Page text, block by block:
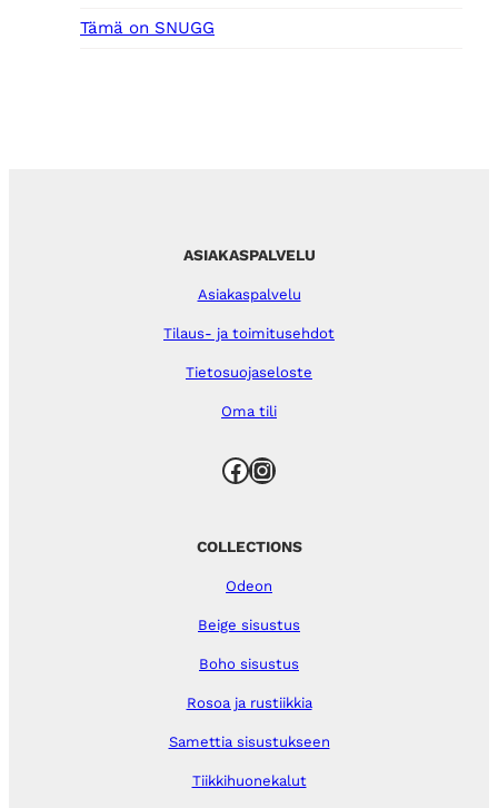
Tämä on SNUGG
ASIAKASPALVELU
Asiakaspalvelu
Tilaus- ja toimitusehdot
Tietosuojaseloste
Oma tili
Facebook Instagram
COLLECTIONS
Odeon
Beige sisustus
Boho sisustus
Rosoa ja rustiikkia
Samettia sisustukseen
Tiikkihuonekalut